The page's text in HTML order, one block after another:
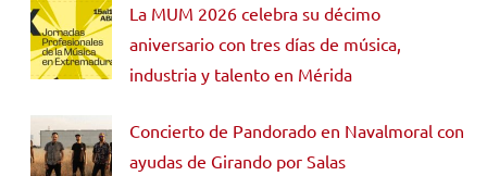
La MUM 2026 celebra su décimo
aniversario con tres días de música,
industria y talento en Mérida
Concierto de Pandorado en Navalmoral con
ayudas de Girando por Salas